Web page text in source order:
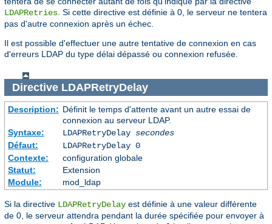
LDAPRetries. Si cette directive est définie à 0, le serveur ne tentera
pas d'autre connexion après un échec.
Il est possible d'effectuer une autre tentative de connexion en cas
d'erreurs LDAP du type délai dépassé ou connexion refusée.
Directive LDAPRetryDelay
Description: Définit le temps d'attente avant un autre essai de
connexion au serveur LDAP.
Syntaxe:
LDAPRetryDelay secondes
Défaut:
LDAPRetryDelay 0
Contexte:
configuration globale
Statut:
Extension
Module:
mod_ldap
Si la directive LDAPRetryDelay est définie à une valeur différente
de 0, le serveur attendra pendant la durée spécifiée pour envoyer à